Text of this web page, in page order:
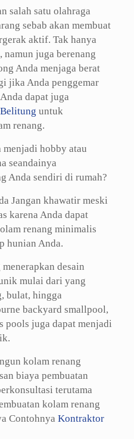
salah satu olahraga
sebab akan membuat
aktif. Tak hanya
namun juga berenang
Anda menjaga berat
jika Anda penggemar
dapat juga
untuk
renang.
menjadi hobby atau
seandainya
Anda sendiri di rumah?
Jangan khawatir meski
karena Anda dapat
renang minimalis
hunian Anda.
desain
mulai dari yang
bulat, hingga
backyard smallpool,
pools juga dapat menjadi
kolam renang
biaya pembuatan
terutama
kolam renang
Contohnya Kontraktor